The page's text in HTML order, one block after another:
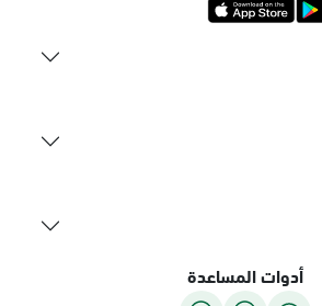
أدوات المساعدة